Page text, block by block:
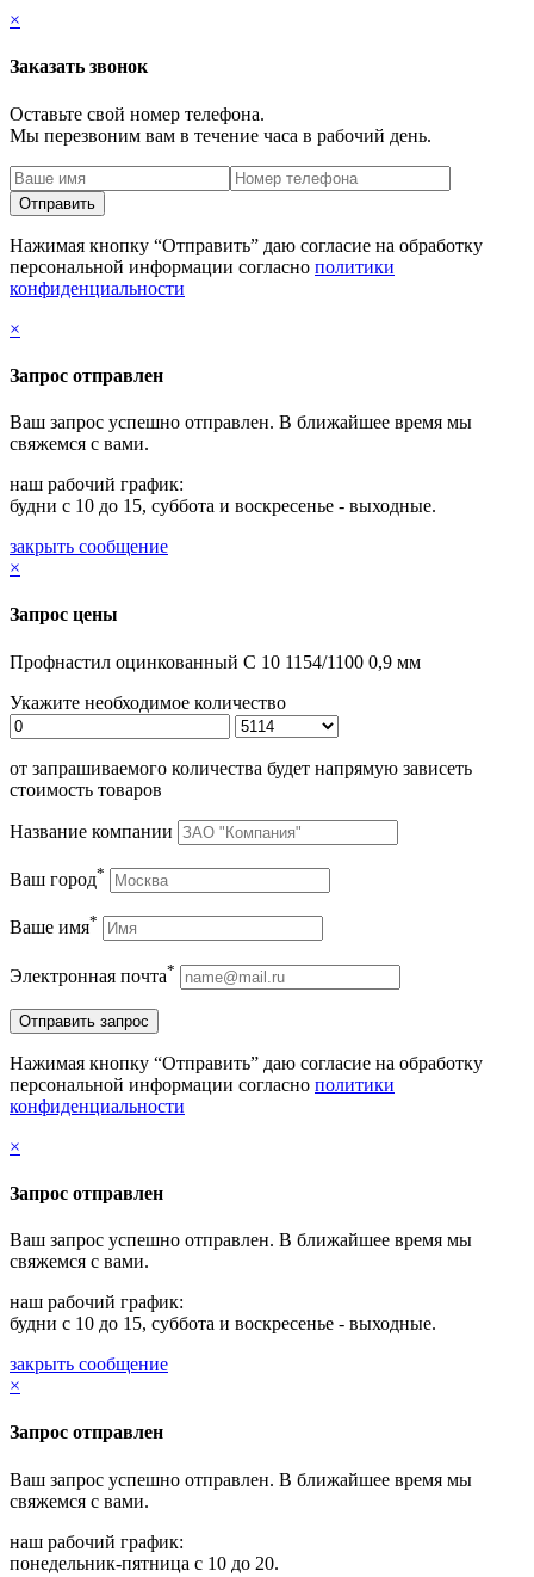
×
Заказать звонок
Оставьте свой номер телефона.
Мы перезвоним вам в течение часа в рабочий день.
Нажимая кнопку “Отправить” даю согласие на обработку
персональной информации согласно политики
конфиденциальности
×
Запрос отправлен
Ваш запрос успешно отправлен. В ближайшее время мы
свяжемся с вами.
наш рабочий график:
будни с 10 до 15, суббота и воскресенье - выходные.
закрыть сообщение
×
Запрос цены
Профнастил оцинкованный С 10 1154/1100 0,9 мм
Укажите необходимое количество
от запрашиваемого количества будет напрямую зависеть
стоимость товаров
Название компании
Ваш город*
Ваше имя*
Электронная почта*
Нажимая кнопку “Отправить” даю согласие на обработку
персональной информации согласно политики
конфиденциальности
×
Запрос отправлен
Ваш запрос успешно отправлен. В ближайшее время мы
свяжемся с вами.
наш рабочий график:
будни с 10 до 15, суббота и воскресенье - выходные.
закрыть сообщение
×
Запрос отправлен
Ваш запрос успешно отправлен. В ближайшее время мы
свяжемся с вами.
наш рабочий график:
понедельник-пятница с 10 до 20.